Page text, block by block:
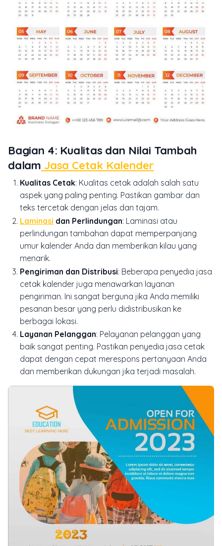
Bagian 4: Kualitas dan Nilai Tambah
dalam Jasa Cetak Kalender
Kualitas Cetak: Kualitas cetak adalah salah satu
aspek yang paling penting. Pastikan gambar dan
teks tercetak dengan jelas dan tajam.
Laminasi dan Perlindungan: Laminasi atau
perlindungan tambahan dapat memperpanjang
umur kalender Anda dan memberikan kilau yang
menarik.
Pengiriman dan Distribusi: Beberapa penyedia jasa
cetak kalender juga menawarkan layanan
pengiriman. Ini sangat berguna jika Anda memiliki
pesanan besar yang perlu didistribusikan ke
berbagai lokasi.
Layanan Pelanggan: Pelayanan pelanggan yang
baik sangat penting. Pastikan penyedia jasa cetak
dapat dengan cepat merespons pertanyaan Anda
dan memberikan dukungan jika terjadi masalah.